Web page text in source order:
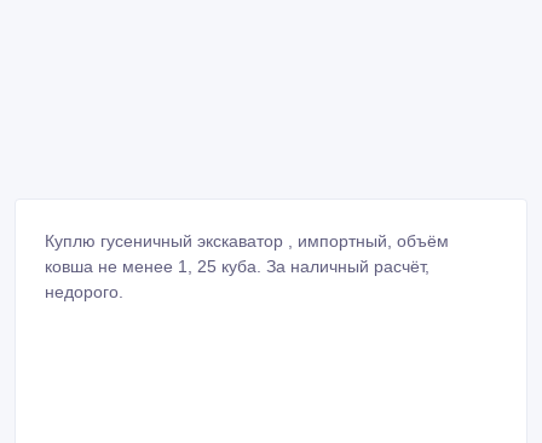
Куплю гусеничный экскаватор , импортный, объём
ковша не менее 1, 25 куба. За наличный расчёт,
недорого.